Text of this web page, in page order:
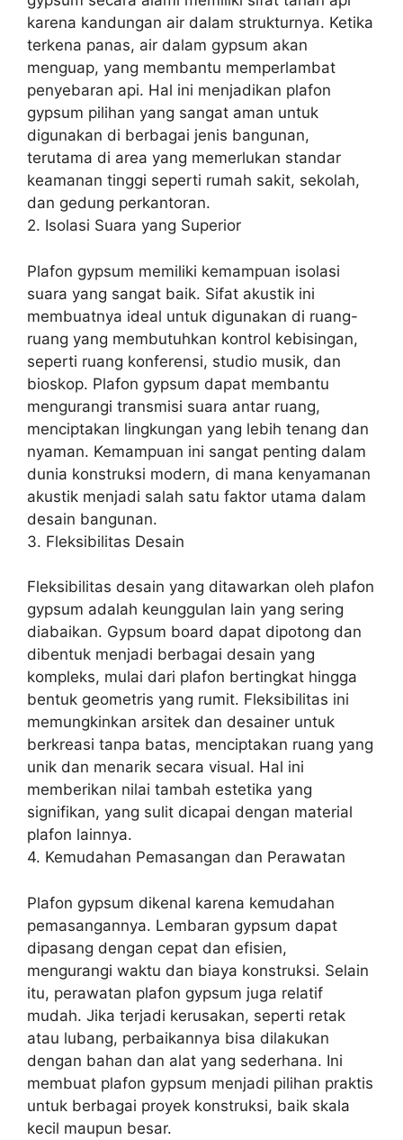
karena kandungan air dalam strukturnya. Ketika
terkena panas, air dalam gypsum akan
menguap, yang membantu memperlambat
penyebaran api. Hal ini menjadikan plafon
gypsum pilihan yang sangat aman untuk
digunakan di berbagai jenis bangunan,
terutama di area yang memerlukan standar
keamanan tinggi seperti rumah sakit, sekolah,
dan gedung perkantoran.
2. Isolasi Suara yang Superior
Plafon gypsum memiliki kemampuan isolasi
suara yang sangat baik. Sifat akustik ini
membuatnya ideal untuk digunakan di ruang-
ruang yang membutuhkan kontrol kebisingan,
seperti ruang konferensi, studio musik, dan
bioskop. Plafon gypsum dapat membantu
mengurangi transmisi suara antar ruang,
menciptakan lingkungan yang lebih tenang dan
nyaman. Kemampuan ini sangat penting dalam
dunia konstruksi modern, di mana kenyamanan
akustik menjadi salah satu faktor utama dalam
desain bangunan.
3. Fleksibilitas Desain
Fleksibilitas desain yang ditawarkan oleh plafon
gypsum adalah keunggulan lain yang sering
diabaikan. Gypsum board dapat dipotong dan
dibentuk menjadi berbagai desain yang
kompleks, mulai dari plafon bertingkat hingga
bentuk geometris yang rumit. Fleksibilitas ini
memungkinkan arsitek dan desainer untuk
berkreasi tanpa batas, menciptakan ruang yang
unik dan menarik secara visual. Hal ini
memberikan nilai tambah estetika yang
signifikan, yang sulit dicapai dengan material
plafon lainnya.
4. Kemudahan Pemasangan dan Perawatan
Plafon gypsum dikenal karena kemudahan
pemasangannya. Lembaran gypsum dapat
dipasang dengan cepat dan efisien,
mengurangi waktu dan biaya konstruksi. Selain
itu, perawatan plafon gypsum juga relatif
mudah. Jika terjadi kerusakan, seperti retak
atau lubang, perbaikannya bisa dilakukan
dengan bahan dan alat yang sederhana. Ini
membuat plafon gypsum menjadi pilihan praktis
untuk berbagai proyek konstruksi, baik skala
kecil maupun besar.